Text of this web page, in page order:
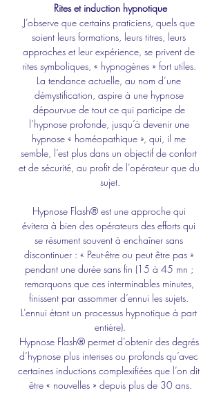
Rites et induction hypnotique
J’observe que certains praticiens, quels que
soient leurs formations, leurs titres, leurs
approches et leur expérience, se privent de
rites symboliques, « hypnogènes » fort utiles.
La tendance actuelle, au nom d’une
démystification, aspire à une hypnose
dépourvue de tout ce qui participe de
l’hypnose profonde, jusqu’à devenir une
hypnose « homéopathique », qui, il me
semble, l’est plus dans un objectif de confort
et de sécurité, au profit de l’opérateur que du
sujet.
Hypnose Flash® est une approche qui
évitera à bien des opérateurs des efforts qui
se résument souvent à enchaîner sans
discontinuer : « Peut-être ou peut être pas »
pendant une durée sans fin (15 à 45 mn ;
remarquons que ces interminables minutes,
finissent par assommer d’ennui les sujets.
L’ennui étant un processus hypnotique à part
entière).
Hypnose Flash® permet d’obtenir des degrés
d’hypnose plus intenses ou profonds qu’avec
certaines inductions complexifiées que l’on dit
être « nouvelles » depuis plus de 30 ans.